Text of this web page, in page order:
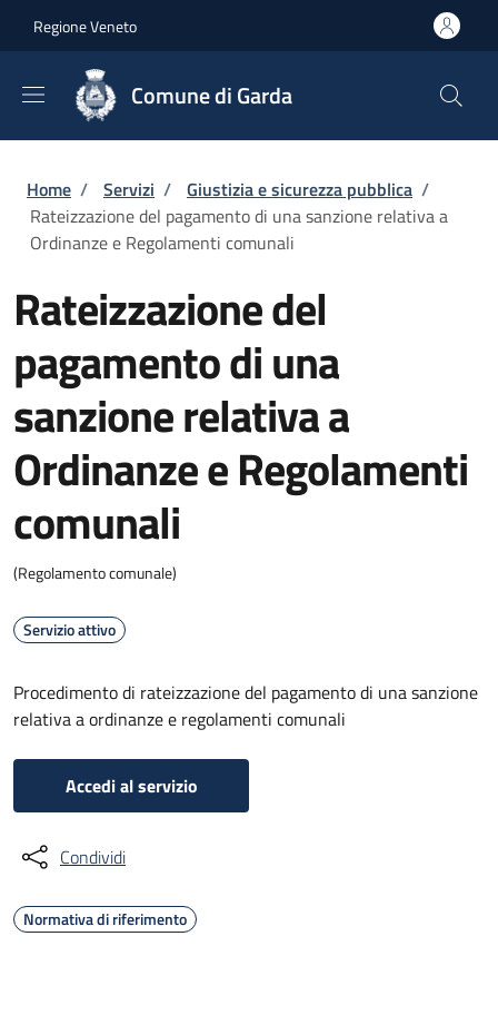
Regione Veneto
Comune di Garda
Briciole di pane
Home / Servizi / Giustizia e sicurezza pubblica /
Rateizzazione del pagamento di una sanzione relativa a
Ordinanze e Regolamenti comunali
Rateizzazione del
pagamento di una
sanzione relativa a
Ordinanze e Regolamenti
comunali
(Regolamento comunale)
Servizio attivo
Procedimento di rateizzazione del pagamento di una sanzione
relativa a ordinanze e regolamenti comunali
Accedi al servizio
Condividi
Normativa di riferimento